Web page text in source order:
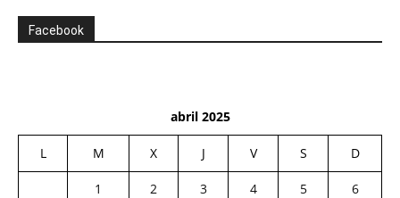
Facebook
abril 2025
L M X J V S D
1 2 3 4 5
6